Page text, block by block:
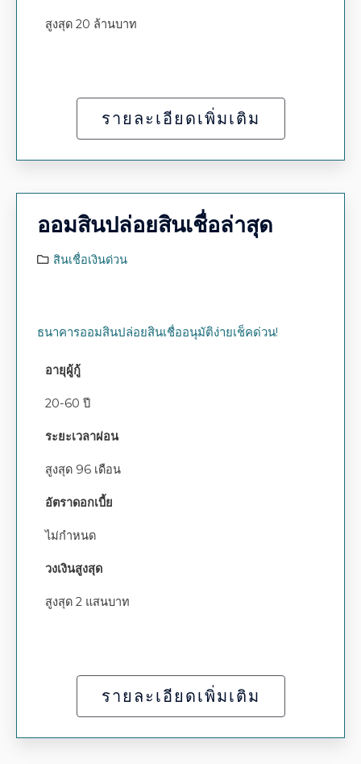
สูงสุด 20 ล้านบาท
รายละเอียดเพิ่มเติม
ออมสินปล่อยสินเชื่อล่าสุด
สินเชื่อเงินด่วน
ธนาคารออมสินปล่อยสินเชื่ออนุมัติง่ายเช็คด่วน!
อายุผู้กู้
20-60 ปี
ระยะเวลาผ่อน
สูงสุด 96 เดือน
อัตราดอกเบี้ย
ไม่กำหนด
วงเงินสูงสุด
สูงสุด 2 แสนบาท
รายละเอียดเพิ่มเติม